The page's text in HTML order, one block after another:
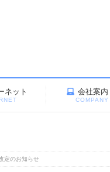
ネット 会社案内
COMPANY
定のお知らせ